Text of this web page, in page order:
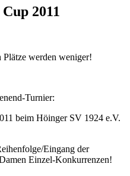
2011
werden weniger!
Turnier:
beim Höinger SV 1924 e.V.
Eingang der
Einzel-Konkurrenzen!